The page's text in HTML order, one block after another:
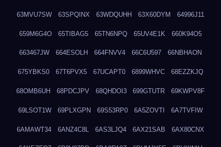
63MVU7SW 63SPQINX 63WDQUHH 63X60DYM 64996J11
659M6G4O 65TIBAG5 65TN6NPQ 65UV4E1K 660K94O5
663467JW 664ESOLH 664FNVV4 66C6U597 66NBHAON
675YBKS0 67T6PVX5 67UCAPT0 6899WHVC 68EZZKJQ
68OMB6UH 68PDCJPV 68QHDOI3 699GTUTR 69KWPV8F
69LSOT1W 69PLXGPN 69S53RP0 6A5ZOVTI 6A7TVFIW
6AMAWT34 6ANZ4C8L 6AS3LJQ4 6AX21SAB 6AX80CNX